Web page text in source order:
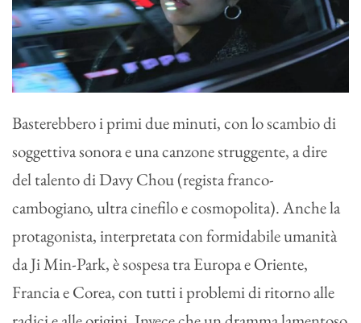
Basterebbero i primi due minuti, con lo scambio di
soggettiva sonora e una canzone struggente, a dire
del talento di Davy Chou (regista franco-
cambogiano, ultra cinefilo e cosmopolita). Anche la
protagonista, interpretata con formidabile umanità
da Ji Min-Park, è sospesa tra Europa e Oriente,
Francia e Corea, con tutti i problemi di ritorno alle